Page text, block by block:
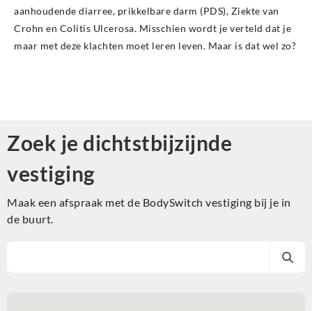
aanhoudende diarree, prikkelbare darm (PDS), Ziekte van
Crohn en Colitis Ulcerosa. Misschien wordt je verteld dat je
maar met deze klachten moet leren leven. Maar is dat wel zo?
Zoek je dichtstbijzijnde
vestiging
Maak een afspraak met de BodySwitch vestiging bij je in
de buurt.